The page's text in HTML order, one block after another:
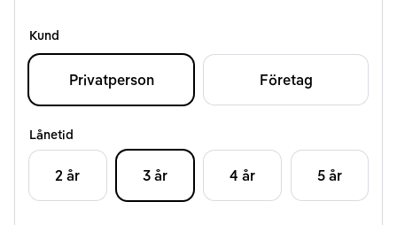
Kund
Privatperson Företag
Lånetid
2 år 3 år 4 år 5 år